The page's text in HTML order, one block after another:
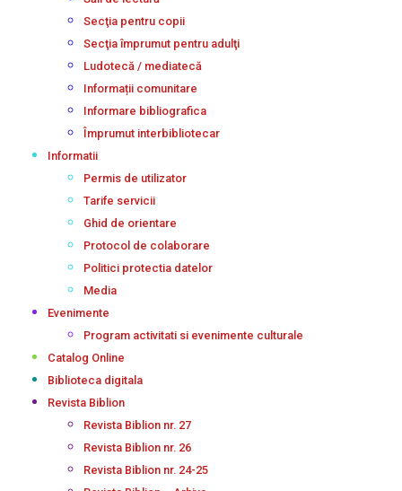
Secţia pentru copii
Secţia împrumut pentru adulţi
Ludotecă / mediatecă
Informații comunitare
Informare bibliografica
Împrumut interbibliotecar
Informatii
Permis de utilizator
Tarife servicii
Ghid de orientare
Protocol de colaborare
Politici protectia datelor
Media
Evenimente
Program activitati si evenimente culturale
Catalog Online
Biblioteca digitala
Revista Biblion
Revista Biblion nr. 27
Revista Biblion nr. 26
Revista Biblion nr. 24-25